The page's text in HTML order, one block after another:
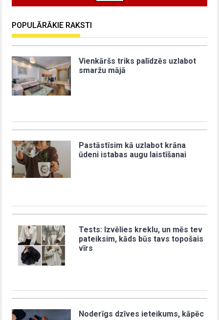
POPULĀRĀKIE RAKSTI
Vienkāršs triks palīdzēs uzlabot
smaržu mājā
Pastāstīsim kā uzlabot krāna
ūdeni istabas augu laistīšanai
Tests: Izvēlies kreklu, un mēs tev
pateiksim, kāds būs tavs topošais
vīrs
Noderīgs dzīves ieteikums, kāpēc